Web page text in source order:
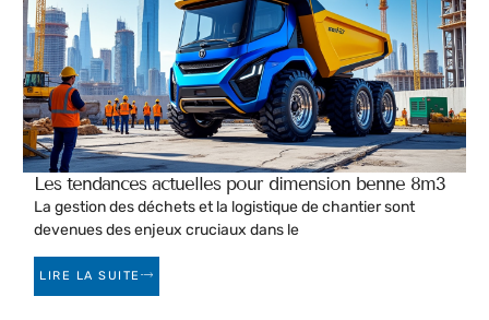
Les tendances actuelles pour dimension benne 8m3
La gestion des déchets et la logistique de chantier sont
devenues des enjeux cruciaux dans le
LIRE LA SUITE